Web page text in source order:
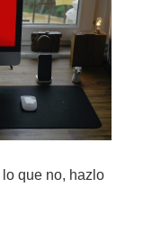
que no, hazlo